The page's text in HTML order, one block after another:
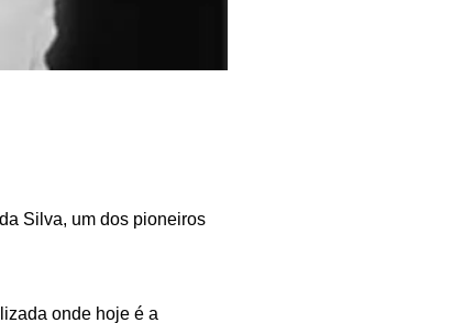
Silva, um dos pioneiros
onde hoje é a